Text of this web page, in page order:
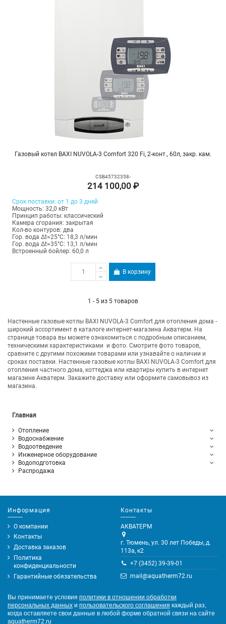
Газовый котел BAXI NUVOLA-3 Comfort 320 Fi, 2-конт., 60л, закр. кам.
CSB45732358-
214 100,00 ₽
Срок поставки: от 1 до 3 дней
Мощность: 32,0 кВт
Принцип работы: классический
Камера сгорания: закрытая
Кол-во контуров: два
Гор. вода Δt=25°C: 18,3 л/мин
Гор. вода Δt=35°C: 13,1 л/мин
Встроенный бойлер: 60,0 л
В корзину
1 - 5 из 5 товаров
Настенные газовые котлы BAXI NUVOLA-3 Comfort для отопления дома -
широкий ассортимент в каталоге интернет-магазина Акватерм. На
странице товара вы можете ознакомиться с подробным описанием,
техническими характеристиками и фото. Смотрите фото товаров,
сравните с другими похожими товарами или узнавайте о наличии и
сроках поставки. Настенные газовые котлы BAXI NUVOLA-3 Comfort для
отопления частного дома, коттеджа или квартиры купить в интернет
магазине Акватерм. Закажите доставку или оформите самовывоз из
магазина.
Главная
Отопление
Водоснабжение
Водоотведение
Инженерное оборудование
Водоподготовка
Распродажа
Информация
О компании
Контакты
Доставка заказов
Политика
конфиденциальности
Гарантийные обязательства
Контакты
АКВАТЕРМ
г. Тюмень, ул. 30 лет Победы, д.
113а, к2
+7 (3452) 39-39-01
mail@aquatherm72.ru
Вы принимаете условия политики в отношении обработки
персональных данных и пользовательского соглашения каждый раз,
когда оставляете свои данные в любой форме обратной связи на сайте
aquatherm72.ru